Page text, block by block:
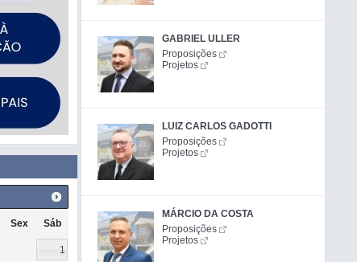
GABRIEL ULLER
Proposições
Projetos
LUIZ CARLOS GADOTTI
Proposições
Projetos
MÁRCIO DA COSTA
Proposições
Projetos
Sex Sáb
1